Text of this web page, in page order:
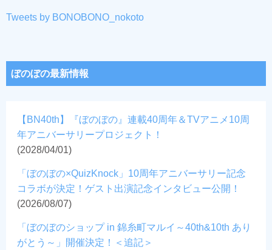
Tweets by BONOBONO_nokoto
ぼのぼの最新情報
【BN40th】『ぼのぼの』連載40周年＆TVアニメ10周
年アニバーサリープロジェクト！
(2028/04/01)
「ぼのぼの×QuizKnock」10周年アニバーサリー記念
コラボが決定！ゲスト出演記念インタビュー公開！
(2026/08/07)
「ぼのぼのショップ in 錦糸町マルイ～40th&10th あり
がとう～」開催決定！＜追記＞